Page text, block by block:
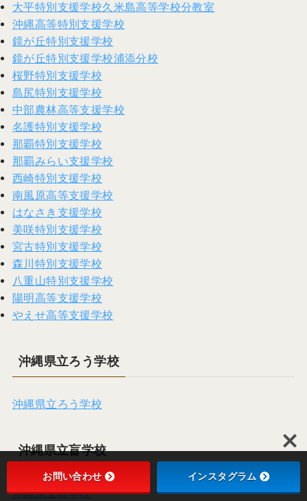
大平特別支援学校久米島高等学校分教室
沖縄高等特別支援学校
鏡が丘特別支援学校
鏡が丘特別支援学校浦添分校
桜野特別支援学校
島尻特別支援学校
中部農林高等支援学校
名護特別支援学校
那覇特別支援学校
那覇みらい支援学校
西崎特別支援学校
南風原高等支援学校
はなさき支援学校
美咲特別支援学校
宮古特別支援学校
森川特別支援学校
八重山特別支援学校
陽明高等支援学校
やえせ高等支援学校
沖縄県立ろう学校
沖縄県立ろう学校
沖縄県立盲学校
沖縄県立盲学校
お問い合わせ インスタグラム